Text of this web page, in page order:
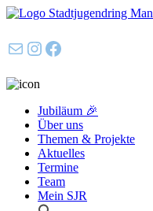
E-MailInstagram
Facebook
Jubiläum 🎉
Über uns
Themen & Projekte
Aktuelles
Termine
Team
Mein SJR